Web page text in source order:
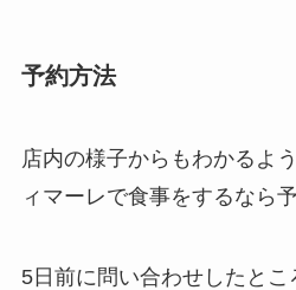
予約方法
店内の様子からもわかるよ
ィマーレで食事をするなら
5日前に問い合わせしたと